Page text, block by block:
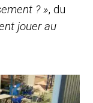
? », du
jouer au